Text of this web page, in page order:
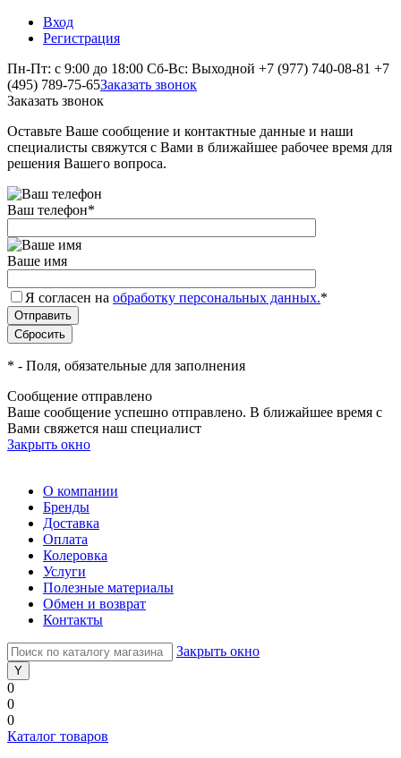
Вход
Регистрация
Пн-Пт: с 9:00 до 18:00 Сб-Вс: Выходной +7 (977) 740-08-81 +7
(495) 789-75-65Заказать звонок
Заказать звонок
Оставьте Ваше сообщение и контактные данные и наши
специалисты свяжутся с Вами в ближайшее рабочее время для
решения Вашего вопроса.
Ваш телефон*
Ваше имя
Я согласен на обработку персональных данных.*
* - Поля, обязательные для заполнения
Сообщение отправлено
Ваше сообщение успешно отправлено. В ближайшее время с
Вами свяжется наш специалист
Закрыть окно
О компании
Бренды
Доставка
Оплата
Колеровка
Услуги
Полезные материалы
Обмен и возврат
Контакты
Закрыть окно
0
0
0
Каталог товаров